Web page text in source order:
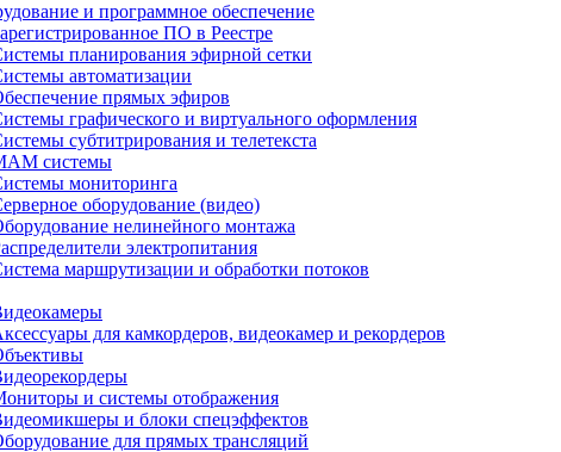
и программное обеспечение
ПО в Реестре
планирования эфирной сетки
автоматизации
прямых эфиров
графического и виртуального оформления
субтитрирования и телетекста
системы
мониторинга
оборудование (видео)
нелинейного монтажа
электропитания
маршрутизации и обработки потоков
для камкордеров, видеокамер и рекордеров
и системы отображения
и блоки спецэффектов
для прямых трансляций